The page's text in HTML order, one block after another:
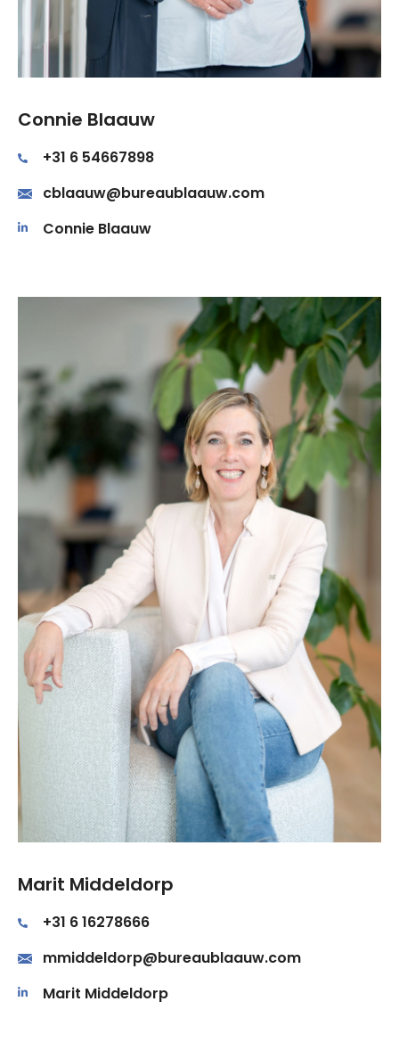
Connie Blaauw
+31 6 54667898
cblaauw@bureaublaauw.com
Connie Blaauw
Marit Middeldorp
+31 6 16278666
mmiddeldorp@bureaublaauw.com
Marit Middeldorp